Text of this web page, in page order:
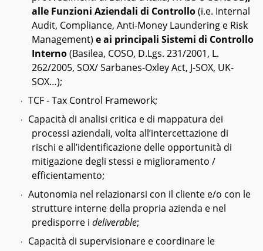
alle Funzioni Aziendali di Controllo(i.e. Internal
Audit, Compliance, Anti-Money Laundering e Risk
Management) e ai principali Sistemi di Controllo
Interno(Basilea, COSO, D.Lgs. 231/2001, L.
262/2005, SOX/ Sarbanes-Oxley Act, J-SOX, UK-
SOX…);
· TCF - Tax Control Framework;
·
Capacità di analisi critica e di mappatura dei
processi aziendali, volta all’intercettazione di
rischi e all’identificazione delle opportunità di
mitigazione degli stessi e miglioramento /
efficientamento;
· Autonomia nel relazionarsi con il cliente e/o con le
strutture interne della propria azienda e nel
predisporre i deliverable;
·
Capacità di supervisionare e coordinare le